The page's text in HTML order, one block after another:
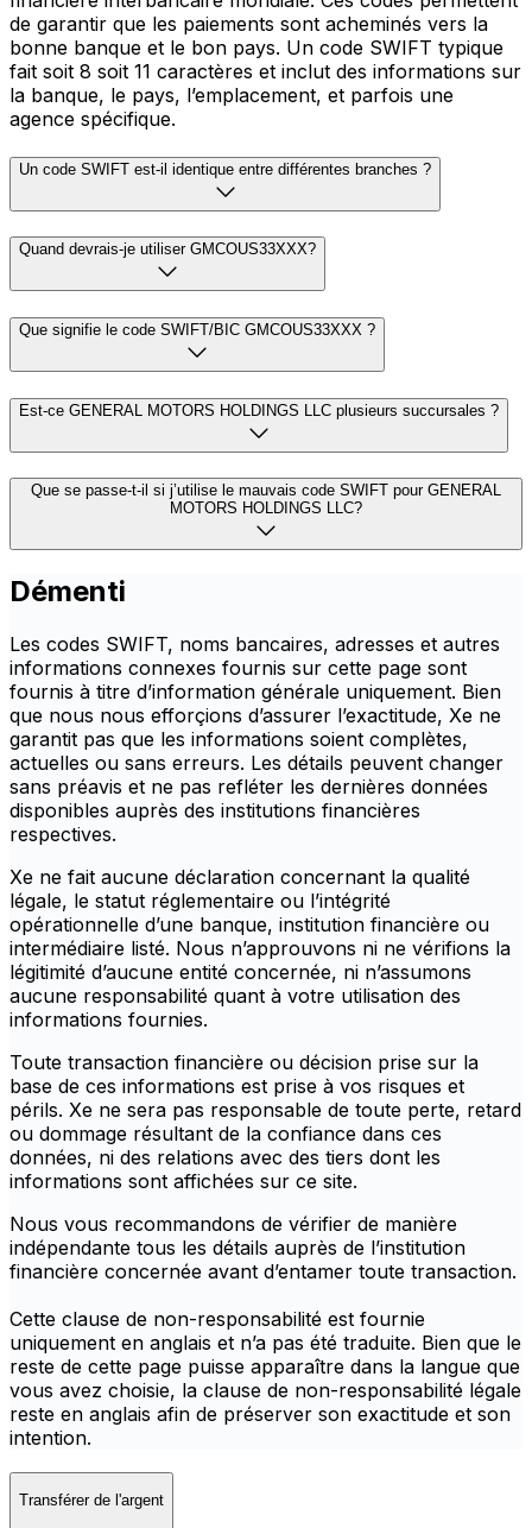
de garantir que les paiements sont acheminés vers la
bonne banque et le bon pays. Un code SWIFT typique
fait soit 8 soit 11 caractères et inclut des informations sur
la banque, le pays, l’emplacement, et parfois une
agence spécifique.
Un code SWIFT est-il identique entre différentes branches ?
Quand devrais-je utiliser GMCOUS33XXX?
Que signifie le code SWIFT/BIC GMCOUS33XXX ?
Est-ce GENERAL MOTORS HOLDINGS LLC plusieurs succursales ?
Que se passe-t-il si j’utilise le mauvais code SWIFT pour GENERAL
MOTORS HOLDINGS LLC?
Démenti
Les codes SWIFT, noms bancaires, adresses et autres
informations connexes fournis sur cette page sont
fournis à titre d’information générale uniquement. Bien
que nous nous efforçions d’assurer l’exactitude, Xe ne
garantit pas que les informations soient complètes,
actuelles ou sans erreurs. Les détails peuvent changer
sans préavis et ne pas refléter les dernières données
disponibles auprès des institutions financières
respectives.
Xe ne fait aucune déclaration concernant la qualité
légale, le statut réglementaire ou l’intégrité
opérationnelle d’une banque, institution financière ou
intermédiaire listé. Nous n’approuvons ni ne vérifions la
légitimité d’aucune entité concernée, ni n’assumons
aucune responsabilité quant à votre utilisation des
informations fournies.
Toute transaction financière ou décision prise sur la
base de ces informations est prise à vos risques et
périls. Xe ne sera pas responsable de toute perte, retard
ou dommage résultant de la confiance dans ces
données, ni des relations avec des tiers dont les
informations sont affichées sur ce site.
Nous vous recommandons de vérifier de manière
indépendante tous les détails auprès de l’institution
financière concernée avant d’entamer toute transaction.
Cette clause de non-responsabilité est fournie
uniquement en anglais et n’a pas été traduite. Bien que le
reste de cette page puisse apparaître dans la langue que
vous avez choisie, la clause de non-responsabilité légale
reste en anglais afin de préserver son exactitude et son
intention.
Transférer de l'argent